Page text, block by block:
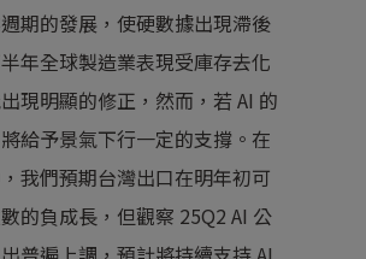
期的發展，使硬數據出現滯後
年全球製造業表現受庫存去化
現明顯的修正，然而，若 AI 的
給予景氣下行一定的支撐。在
我們預期台灣出口在明年初可
的負成長，但觀察 25Q2 AI 公